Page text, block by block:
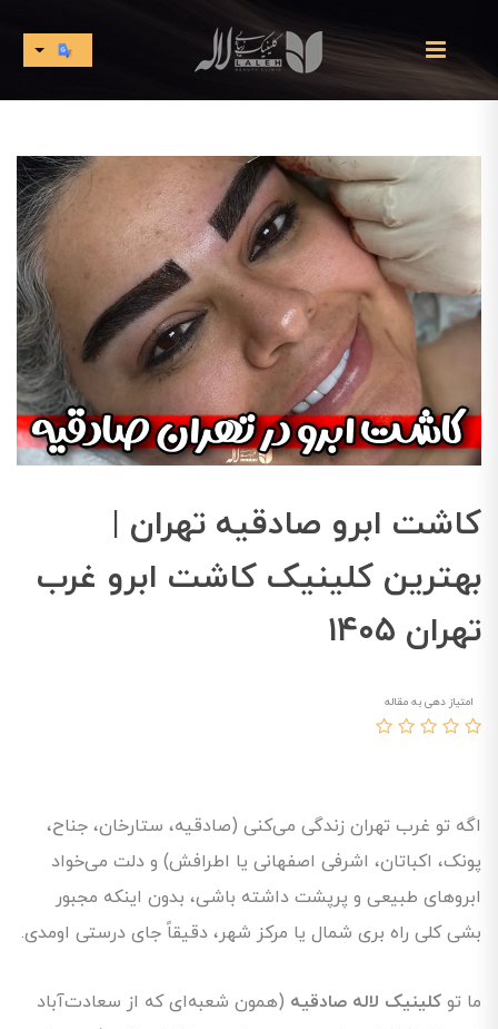
کاشت ابرو صادقیه تهران |
بهترین کلینیک کاشت ابرو غرب
تهران ۱۴۰۵
امتیاز دهی به مقاله
اگه تو غرب تهران زندگی می‌کنی (صادقیه، ستارخان، جناح،
پونک، اکباتان، اشرفی اصفهانی یا اطرافش) و دلت می‌خواد
ابروهای طبیعی و پرپشت داشته باشی، بدون اینکه مجبور
بشی کلی راه بری شمال یا مرکز شهر، دقیقاً جای درستی اومدی.
ما تو کلینیک لاله صادقیه (همون شعبه‌ای که از سعادت‌آباد